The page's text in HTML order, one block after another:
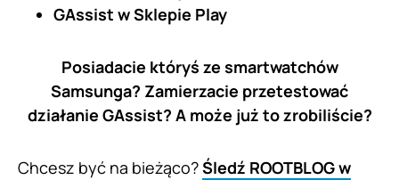
GAssist w Sklepie Play
Posiadacie któryś ze smartwatchów
Samsunga? Zamierzacie przetestować
działanie GAssist? A może już to zrobiliście?
Chcesz być na bieżąco?Śledź ROOTBLOG w